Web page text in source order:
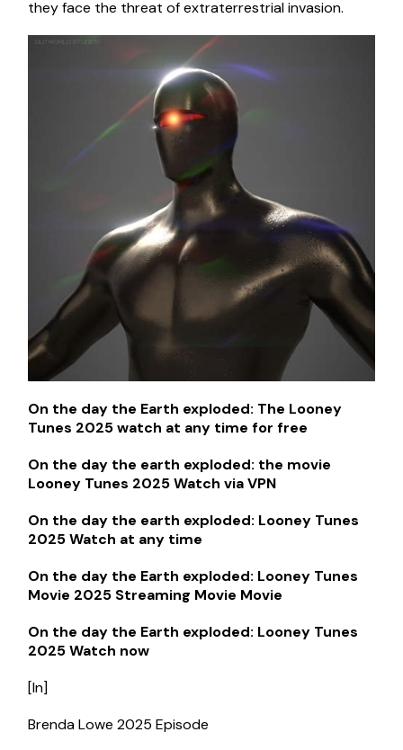
they face the threat of extraterrestrial invasion.
On the day the Earth exploded: The Looney
Tunes 2025 watch at any time for free
On the day the earth exploded: the movie
Looney Tunes 2025 Watch via VPN
On the day the earth exploded: Looney Tunes
2025 Watch at any time
On the day the Earth exploded: Looney Tunes
Movie 2025 Streaming Movie Movie
On the day the Earth exploded: Looney Tunes
2025 Watch now
[In]
Brenda Lowe 2025 Episode